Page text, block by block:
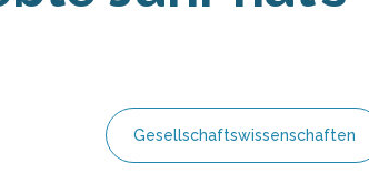
Gesellschaftswissenschaften